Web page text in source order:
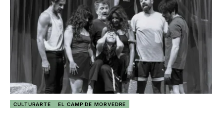
CULTURARTE EL CAMP DE MORVEDRE